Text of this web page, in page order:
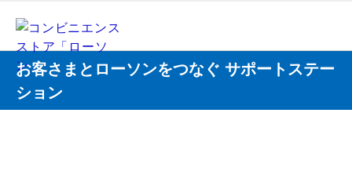
お客さまとローソンをつなぐ サポートステー
ション